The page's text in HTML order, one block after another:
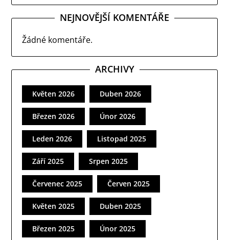
NEJNOVĚJŠÍ KOMENTÁŘE
Žádné komentáře.
ARCHIVY
Květen 2026 Duben 2026
Březen 2026 Únor 2026
Leden 2026 Listopad 2025
Září 2025 Srpen 2025
Červenec 2025 Červen 2025
Květen 2025 Duben 2025
Březen 2025 Únor 2025